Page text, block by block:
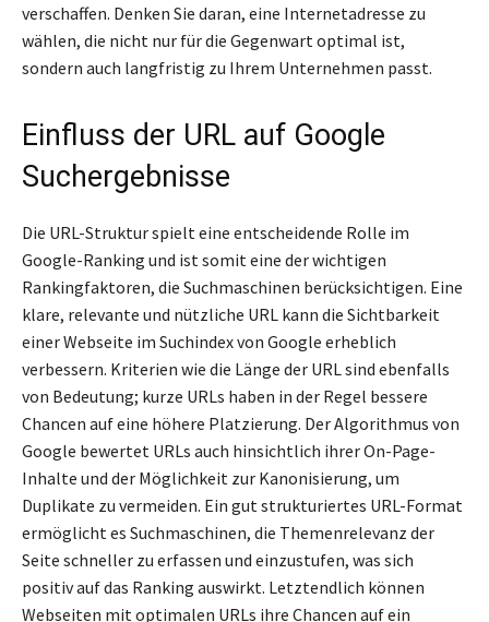
verschaffen. Denken Sie daran, eine Internetadresse zu
wählen, die nicht nur für die Gegenwart optimal ist,
sondern auch langfristig zu Ihrem Unternehmen passt.
Einfluss der URL auf Google
Suchergebnisse
Die URL-Struktur spielt eine entscheidende Rolle im
Google-Ranking und ist somit eine der wichtigen
Rankingfaktoren, die Suchmaschinen berücksichtigen. Eine
klare, relevante und nützliche URL kann die Sichtbarkeit
einer Webseite im Suchindex von Google erheblich
verbessern. Kriterien wie die Länge der URL sind ebenfalls
von Bedeutung; kurze URLs haben in der Regel bessere
Chancen auf eine höhere Platzierung. Der Algorithmus von
Google bewertet URLs auch hinsichtlich ihrer On-Page-
Inhalte und der Möglichkeit zur Kanonisierung, um
Duplikate zu vermeiden. Ein gut strukturiertes URL-Format
ermöglicht es Suchmaschinen, die Themenrelevanz der
Seite schneller zu erfassen und einzustufen, was sich
positiv auf das Ranking auswirkt. Letztendlich können
Webseiten mit optimalen URLs ihre Chancen auf ein